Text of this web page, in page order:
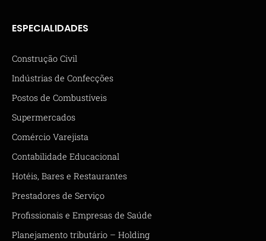
ESPECIALIDADES
Construção Civil
Indústrias de Confecções
Postos de Combustíveis
Supermercados
Comércio Varejista
Contabilidade Educacional
Hotéis, Bares e Restaurantes
Prestadores de Serviço
Profissionais e Empresas de Saúde
Planejamento tributário – Holding